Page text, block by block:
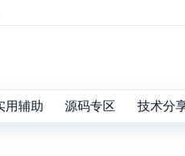
用辅助 源码专区 技术分